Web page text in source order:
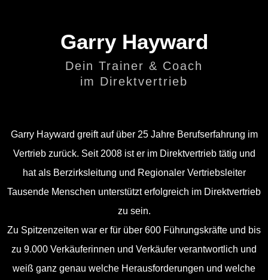
Garry Hayward
Dein Trainer & Coach
im Direktvertrieb
Garry Hayward greift auf über 25 Jahre Berufserfahrung im
Vertrieb zurück. Seit 2008 ist er im Direktvertrieb tätig und
hat als Berzirksleitung und Regionaler Vertriebsleiter
Tausende Menschen unterstützt erfolgreich im Direktvertrieb
zu sein.
Zu Spitzenzeiten war er für über 600 Führungskräfte und bis
zu 9.000 Verkäuferinnen und Verkäufer verantwortlich und
weiß ganz genau welche Herausforderungen und welche